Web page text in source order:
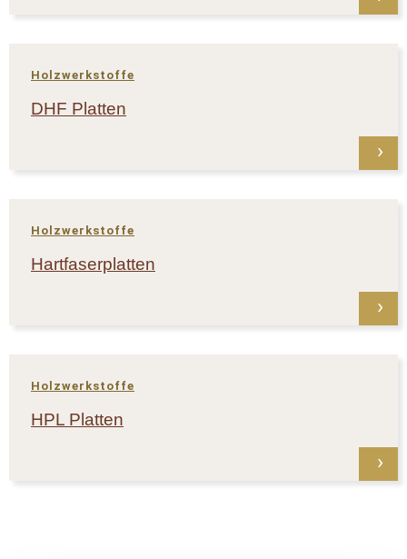
Holzwerkstoffe
DHF Platten
Holzwerkstoffe
Hartfaserplatten
Holzwerkstoffe
HPL Platten